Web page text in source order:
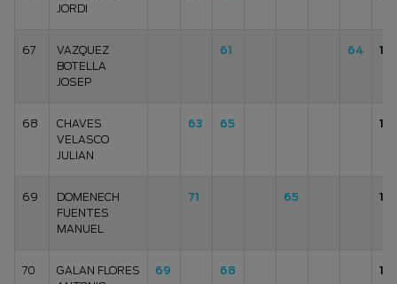
JORDI
67
VAZQUEZ
BOTELLA
JOSEP
61 64 125
68
CHAVES
VELASCO
JULIAN
63 65
69
DOMENECH
FUENTES
MANUEL
71 65
70
GALAN FLORES
69 68 137